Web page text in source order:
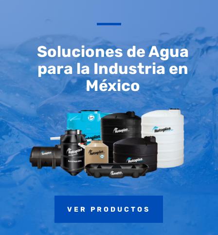
Soluciones de Agua
para la Industria en
México
VER PRODUCTOS